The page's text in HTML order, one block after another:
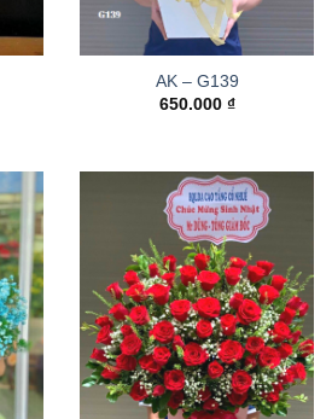
AK – G139
650.000 ₫